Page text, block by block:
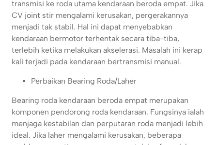
transmisi ke roda utama kendaraan beroda empat. Jika
CV joint stir mengalami kerusakan, pergerakannya
menjadi tak stabil. Hal ini dapat menyebabkan
kendaraan bermotor terhentak secara tiba-tiba,
terlebih ketika melakukan akselerasi. Masalah ini kerap
kali terjadi pada kendaraan bertransmisi manual.
Perbaikan Bearing Roda/Laher
Bearing roda kendaraan beroda empat merupakan
komponen pendorong roda kendaraan. Fungsinya ialah
menjaga kestabilan dan perputaran roda menjadi lebih
ideal. Jika laher mengalami kerusakan, beberapa